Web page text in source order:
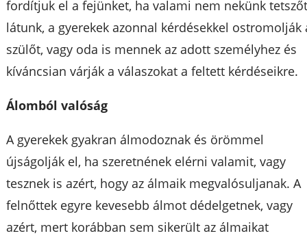
fordítjuk el a fejünket, ha valami nem nekünk
látunk, a gyerekek azonnal kérdésekkel ostromolják
szülőt, vagy oda is mennek az adott személyhez és
kíváncsian várják a válaszokat a feltett kérdéseikre.
Álomból valóság
A gyerekek gyakran álmodoznak és örömmel
újságolják el, ha szeretnének elérni valamit, vagy
tesznek is azért, hogy az álmaik megvalósuljanak. A
felnőttek egyre kevesebb álmot dédelgetnek, vagy
azért, mert korábban sem sikerült az álmaikat